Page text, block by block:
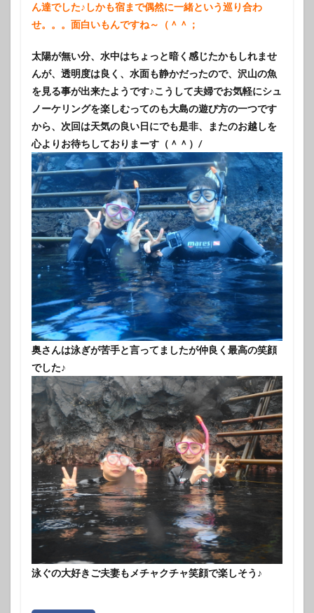
ん達でした♪しかも宿まで偶然に一緒という巡り合わ
せ。。。面白いもんですね～（＾＾；
太陽が無い分、水中はちょっと暗く感じたかもしれませ
んが、透明度は良く、水面も静かだったので、沢山の魚
を見る事が出来たようです♪こうして夫婦でお気軽にシュ
ノーケリングを楽しむってのも大島の遊び方の一つです
から、次回は天気の良い日にでも是非、またのお越しを
心よりお待ちしておりまーす（＾＾）/
奥さんは泳ぎが苦手と言ってましたが仲良く最高の笑顔
でした♪
泳ぐの大好きご夫妻もメチャクチャ笑顔で楽しそう♪